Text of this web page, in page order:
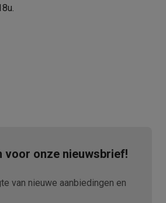
voor onze nieuwsbrief!
van nieuwe aanbiedingen en